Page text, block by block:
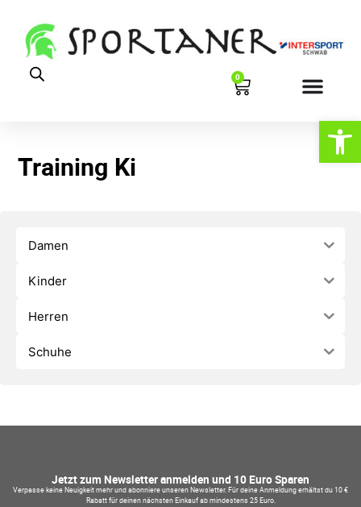
0
Training Ki
Damen
Kinder
Herren
Schuhe
Jetzt zum Newsletter anmelden und 10 Euro Sparen
Verpasse keine Neuigkeit mehr und abonniere unseren Newsletter. Für deine Anmeldung erhältst du 10 €
Rabatt für deinen nächsten Einkauf ab mindestens 25 Euro.